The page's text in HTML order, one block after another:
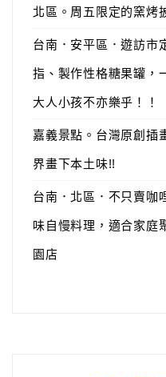
北區。周五限定的窯烤
台南．安平區．遊訪市
指、製作性格糖果罐，
大人小孩不亦樂乎！！
嘉義景點。台灣原創插
界畫下本土味!!
台南．北區．不只賣咖
味自慢料理，適合家庭
園店